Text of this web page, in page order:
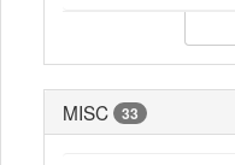
MISC 33